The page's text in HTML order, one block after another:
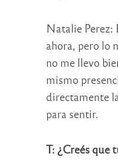
Natalie Perez:
ahora, pero lo
no me llevo
mismo
directamente
para sentir.
T: ¿Creés que